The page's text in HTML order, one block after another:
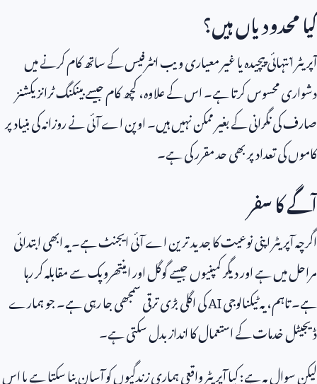
کیا محدودیاں ہیں؟
آپریٹر انتہائی پیچیدہ یا غیر معیاری ویب انٹرفیس کے ساتھ کام کرنے میں
دشواری محسوس کرتا ہے۔ اس کے علاوہ، کچھ کام جیسے بینکنگ ٹرانزیکشنز
صارف کی نگرانی کے بغیر ممکن نہیں ہیں۔ اوپن اے آئی نے روزانہ کی بنیاد پر
کاموں کی تعداد پر بھی حد مقرر کی ہے۔
آگے کا سفر
اگرچہ آپریٹر اپنی نوعیت کا جدید ترین اے آئی ایجنٹ ہے۔ یہ ابھی ابتدائی
مراحل میں ہے اور دیگر کمپنیوں جیسے گوگل اور اینتھروپک سے مقابلہ کر رہا
ہے۔ تاہم، یہ ٹیکنالوجیAIکی اگلی بڑی ترقی سمجھی جا رہی ہے۔ جو ہمارے
ڈیجیٹل خدمات کے استعمال کا انداز بدل سکتی ہے۔
لیکن سوال یہ ہے: کیا آپریٹر واقعی ہماری زندگیوں کو آسان بنا سکتا ہے یا اس